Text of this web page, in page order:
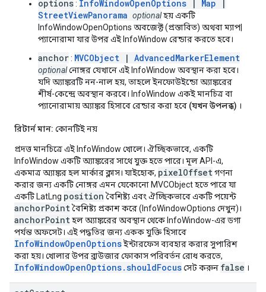
options: InfoWindowOpenOptions Map
StreetViewPanorama optionalহয় একটি
InfoWindowOpenOptions অবজেক্ট (প্রস্তাবিত) অথবা ম্যাপ|
প্যানোরামা যার উপর এই InfoWindow রেন্ডার করতে হবে।
anchor: MVCObject | AdvancedMarkerElement
optionalনোঙ্গর যেখানে এই InfoWindow অবস্থান করা হবে।
যদি অ্যাঙ্করটি নন-নাল হয়, তাহলে ইনফোউইন্ডো অ্যাঙ্করের
শীর্ষ-কেন্দ্রে অবস্থান করবে। InfoWindow একই মানচিত্র বা
প্যানোরামায় অ্যাঙ্কর হিসাবে রেন্ডার করা হবে (যখন উপলব্ধ) ।
রিটার্ন মান: কোনটিই নয়
প্রদত্ত মানচিত্রে এই InfoWindow খোলে। ঐচ্ছিকভাবে, একটি
InfoWindow একটি অ্যাঙ্করের সাথে যুক্ত হতে পারে। মূল API-এ,
একমাত্র অ্যাঙ্কর হল মার্কার ক্লাস। যাইহোক, pixelOffsetগণনা
করার জন্য একটি নোঙ্গর এমন যেকোনো MVCObject হতে পারে যা
একটি LatLng position বৈশিষ্ট্য এবং ঐচ্ছিকভাবে একটি পয়েন্ট
anchorPointবৈশিষ্ট্য প্রকাশ করে (InfoWindowOptions দেখুন)।
anchorPointহল অ্যাঙ্করের অবস্থান থেকে InfoWindow-এর ডগা
পর্যন্ত অফসেট। এই পদ্ধতির জন্য একক যুক্তি হিসাবে
InfoWindowOpenOptionsইন্টারফেস ব্যবহার করার সুপারিশ
করা হয়। খোলার উপর ব্রাউজার ফোকাস পরিবর্তন রোধ করতে,
InfoWindowOpenOptions.shouldFocusসেট করুন false ।